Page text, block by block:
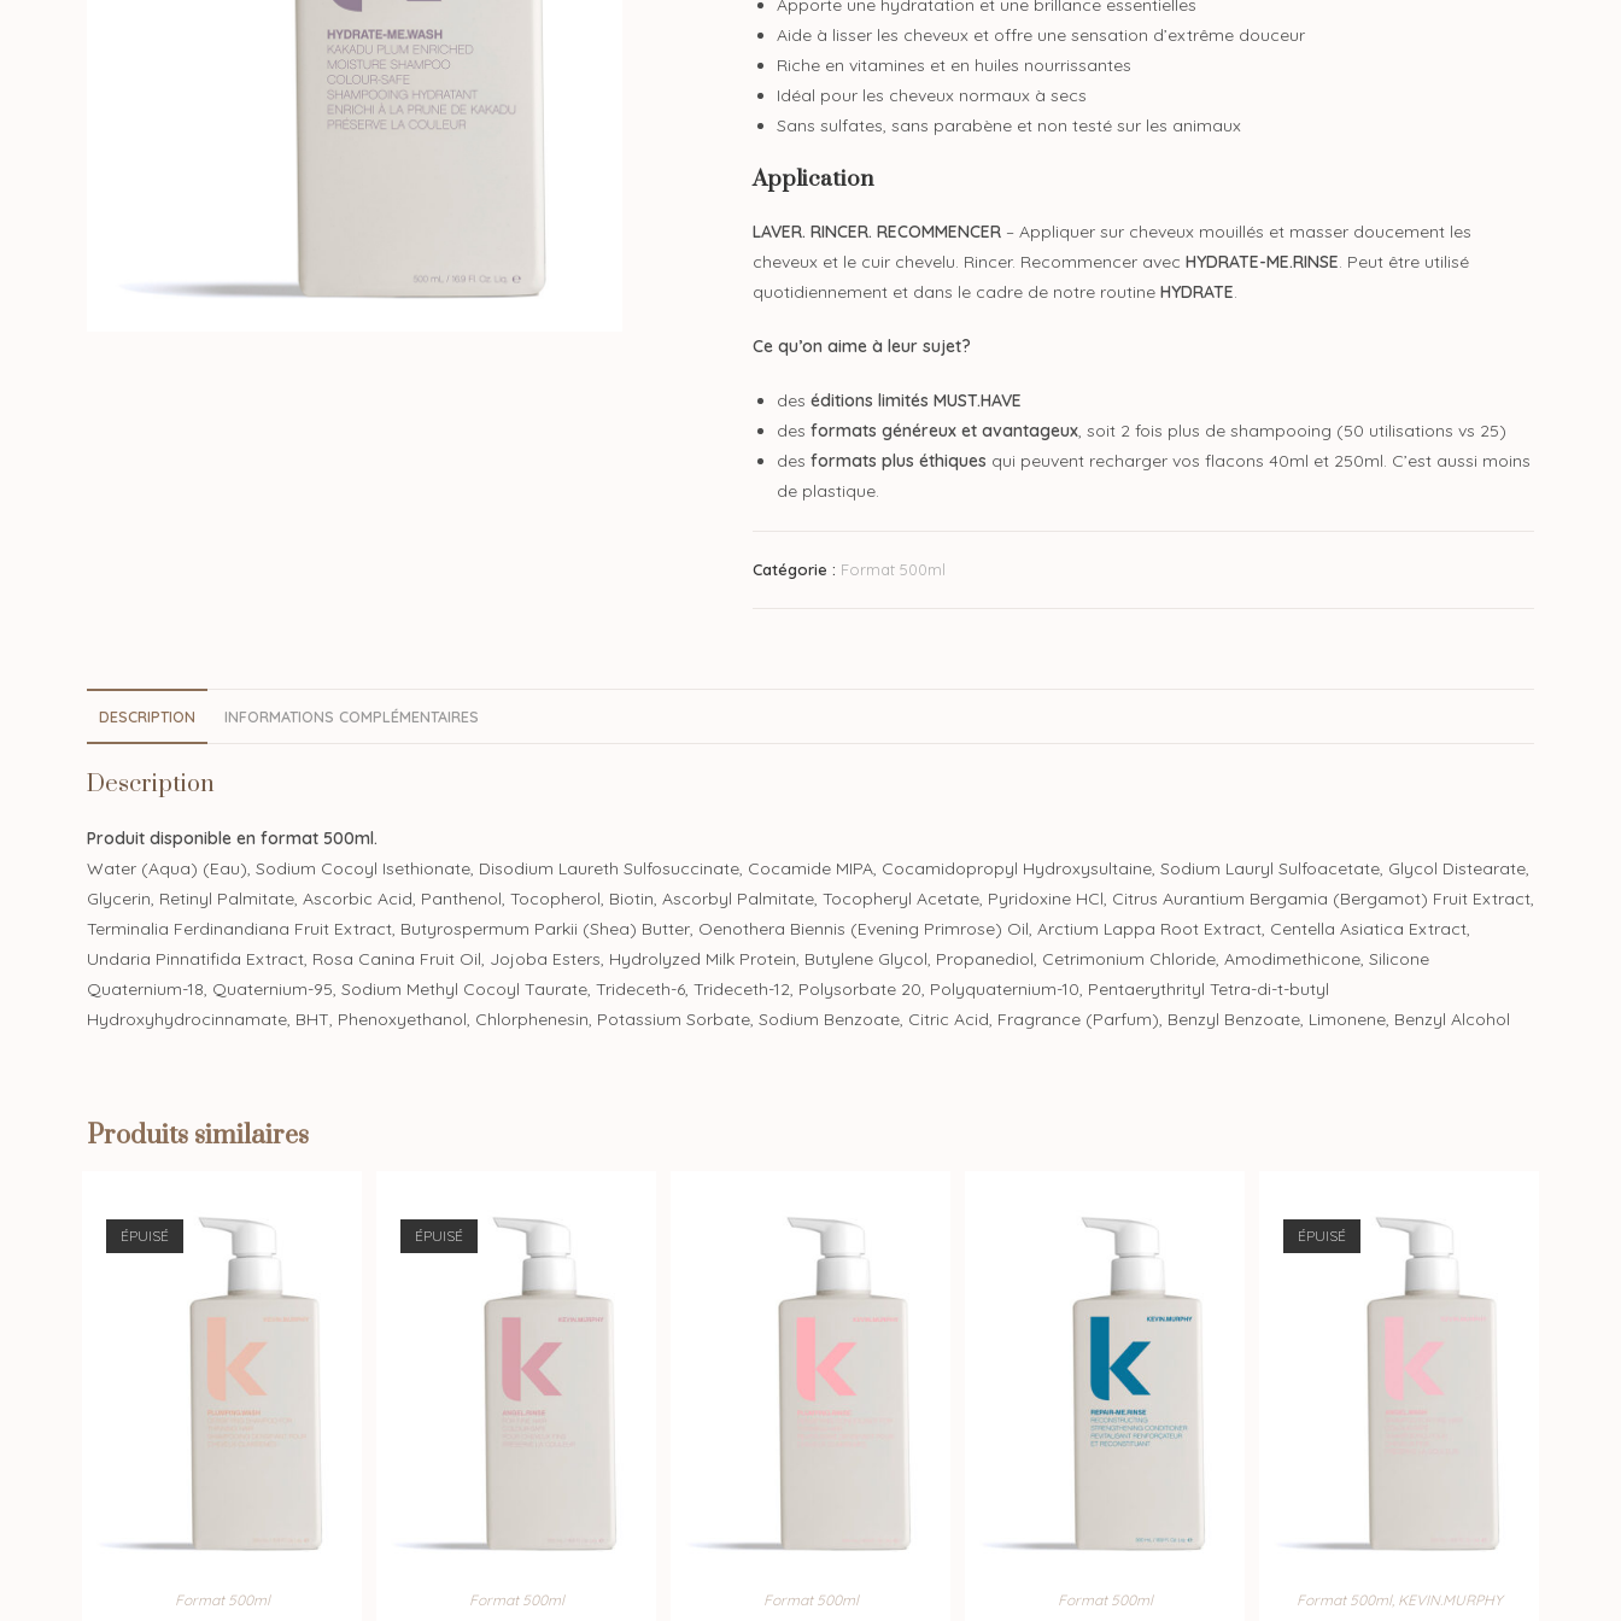
Apporte une hydratation et une brillance essentielles
Aide à lisser les cheveux et offre une sensation d’extrême douceur
Riche en vitamines et en huiles nourrissantes
Idéal pour les cheveux normaux à secs
Sans sulfates, sans parabène et non testé sur les animaux
Application
LAVER. RINCER. RECOMMENCER – Appliquer sur cheveux mouillés et masser doucement les
cheveux et le cuir chevelu. Rincer. Recommencer avec HYDRATE-ME.RINSE. Peut être utilisé
quotidiennement et dans le cadre de notre routine HYDRATE.
Ce qu’on aime à leur sujet?
des éditions limités MUST.HAVE
des formats généreux et avantageux, soit 2 fois plus de shampooing (50 utilisations vs 25)
des formats plus éthiques qui peuvent recharger vos flacons 40ml et 250ml. C’est aussi moins
de plastique.
Catégorie : Format 500ml
DESCRIPTION INFORMATIONS COMPLÉMENTAIRES
Description
Produit disponible en format 500ml.
Water (Aqua) (Eau), Sodium Cocoyl Isethionate, Disodium Laureth Sulfosuccinate, Cocamide MIPA, Cocamidopropyl Hydroxysultaine, Sodium Lauryl Sulfoacetate, Glycol Distearate,
Glycerin, Retinyl Palmitate, Ascorbic Acid, Panthenol, Tocopherol, Biotin, Ascorbyl Palmitate, Tocopheryl Acetate, Pyridoxine HCl, Citrus Aurantium Bergamia (Bergamot) Fruit Extract,
Terminalia Ferdinandiana Fruit Extract, Butyrospermum Parkii (Shea) Butter, Oenothera Biennis (Evening Primrose) Oil, Arctium Lappa Root Extract, Centella Asiatica Extract,
Undaria Pinnatifida Extract, Rosa Canina Fruit Oil, Jojoba Esters, Hydrolyzed Milk Protein, Butylene Glycol, Propanediol, Cetrimonium Chloride, Amodimethicone, Silicone
Quaternium-18, Quaternium-95, Sodium Methyl Cocoyl Taurate, Trideceth-6, Trideceth-12, Polysorbate 20, Polyquaternium-10, Pentaerythrityl Tetra-di-t-butyl
Hydroxyhydrocinnamate, BHT, Phenoxyethanol, Chlorphenesin, Potassium Sorbate, Sodium Benzoate, Citric Acid, Fragrance (Parfum), Benzyl Benzoate, Limonene, Benzyl Alcohol
Produits similaires
ÉPUISÉ
Format 500ml
ÉPUISÉ
Format 500ml Format 500ml Format 500ml
ÉPUISÉ
Format 500ml, KEVIN.MURPHY